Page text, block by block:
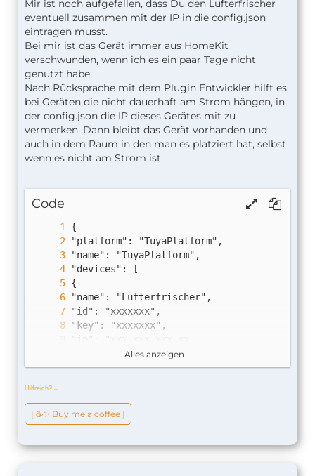
Mir ist noch aufgefallen, dass Du den Lufterfrischer
eventuell zusammen mit der IP in die config.json
eintragen musst.
Bei mir ist das Gerät immer aus HomeKit
verschwunden, wenn ich es ein paar Tage nicht
genutzt habe.
Nach Rücksprache mit dem Plugin Entwickler hilft es,
bei Geräten die nicht dauerhaft am Strom hängen, in
der config.json die IP dieses Gerätes mit zu
vermerken. Dann bleibt das Gerät vorhanden und
auch in dem Raum in den man es platziert hat, selbst
wenn es nicht am Strom ist.
Code
Alles anzeigen
Hilfreich? ↆ
[ ☕️✨ Buy me a coffee ]